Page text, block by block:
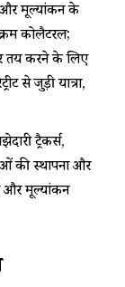
और मूल्यांकन के
कोलैटरल;
तय करने के लिए
से जुड़ी यात्रा,
ट्रैकर्स,
की स्थापना और
और मूल्यांकन